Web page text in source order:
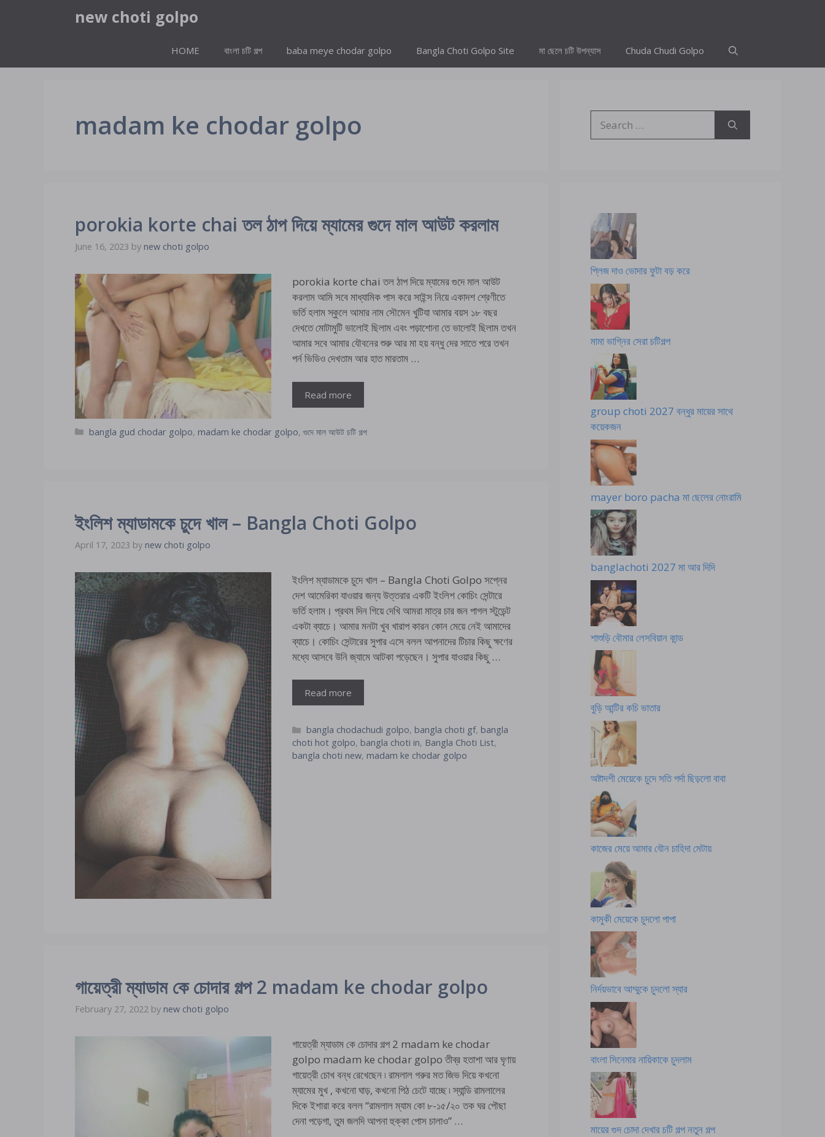
new choti golpo
HOME বাংলা চটি গল্প baba meye chodar golpo Bangla Choti Golpo Site মা ছেলে চটি উপন্যাস Chuda Chudi Golpo
madam ke chodar golpo
porokia korte chai তল ঠাপ দিয়ে ম্যামের গুদে মাল আউট করলাম
June 16, 2023 by new choti golpo
porokia korte chai তল ঠাপ দিয়ে ম্যামের গুদে মাল আউট
করলাম আমি সবে মাধ্যামিক পাস করে সাইন্স নিয়ে একাদশ শ্রেণীতে
ভর্তি হলাম স্কুলে আমার নাম সৌমেন খুটিযা আমার বয়স ১৮ বছর
দেখতে মোটামুটি ভালোই ছিলাম এবং পড়াশোনা তে ভালোই ছিলাম তখন
আমার সবে আমার যৌবনের শুরু আর মা হয় বন্ধু দের সাতে পরে তখন
পর্ন ভিডিও দেখতাম আর হাত মারতাম …
Read more
Categories
bangla gud chodar golpo, madam ke chodar golpo,গুদে মাল আউট চটি গল্প
ইংলিশ ম্যাডামকে চুদে খাল – Bangla Choti Golpo
April 17, 2023 by new choti golpo
ইংলিশ ম্যাডামকে চুদে খাল – Bangla Choti Golpo সপ্নের
দেশ আমেরিকা যাওয়ার জন্য উত্তরার একটি ইংলিশ কোচিং সেন্টারে
ভর্তি হলাম। প্রথম দিন গিয়ে দেখি আমরা মাত্র চার জন পাগল স্টুডেন্ট
একটা ব্যাচে। আমার মনটা খুব খারাপ কারন কোন মেয়ে নেই আমাদের
ব্যাচে। কোচিং সেন্টারের সুপার এসে বলল আপনাদের টিচার কিছু ক্ষণের
মধ্যে আসবে উনি জ্যামে আটকা পড়েছেন। সুপার যাওয়ার কিছু …
Read more
Categories
bangla chodachudi golpo, bangla choti gf, bangla
choti hot golpo, bangla choti in, Bangla Choti List,
bangla choti new, madam ke chodar golpo
গায়েত্রী ম্যাডাম কে চোদার গল্প 2 madam ke chodar golpo
February 27, 2022 by new choti golpo
গায়েত্রী ম্যাডাম কে চোদার গল্প 2 madam ke chodar
golpo madam ke chodar golpo তীব্র হতাশা আর ঘৃণায়
গায়েত্রী চোখ বন্ধ রেখেছেন ৷ রামলাল গরুর মত জিভ দিয়ে কখনো
ম্যামের মুখ , কখনো ঘাড়, কখনো পিঠ চেটে যাচ্ছে ৷ স্যান্ডি রামলালের
দিকে ইশারা করে বলল “রামলাল ম্যাম কো ৮-১৫/২০ তক ঘর পৌছা
দেনা পড়েগা, তুম জলদি আপনা হুক্কা পোস চালাও” …
for:
প্লিজ দাও ভোদার ফুটা বড় করে
মামা ভাগ্নির সেরা চটিগল্প
group choti 2027 বন্ধুর মায়ের সাথে
কয়েকজন
mayer boro pacha মা ছেলের নোংরামি
banglachoti 2027 মা আর দিদি
শাশুড়ি বৌমার লেসবিয়ান কান্ড
বুড়ি আন্টির কচি ভাতার
অষ্টাদশী মেয়েকে চুদে সতি পর্দা ছিড়লো বাবা
কাজের মেয়ে আমার যৌন চাহিদা মেটায়
কামুকী মেয়েকে চুদলো পাপা
নির্দয়ভাবে আম্মুকে চুদলো স্যার
বাংলা সিনেমার নায়িকাকে চুদলাম
মায়ের গুদ চোদা দেখার চটি গল্প নতুন গল্প